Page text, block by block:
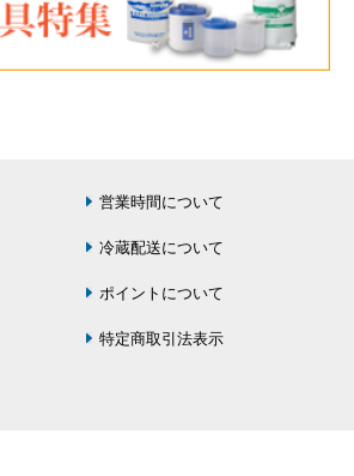
営業時間について
冷蔵配送について
ポイントについて
特定商取引法表示